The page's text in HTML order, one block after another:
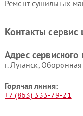
Ремонт сушильных
данных HITACHI
HITACHI
Контакты сервис
Адрес сервисного
г. Луганск,
Горячая линия:
+7 (863) 333-79-21